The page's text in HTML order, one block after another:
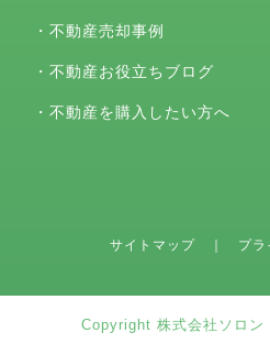
・不動産売却事例
・不動産お役立ちブログ
・不動産を購入したい方へ
サイトマップ ｜ プラ
Copyright 株式会社ソロ